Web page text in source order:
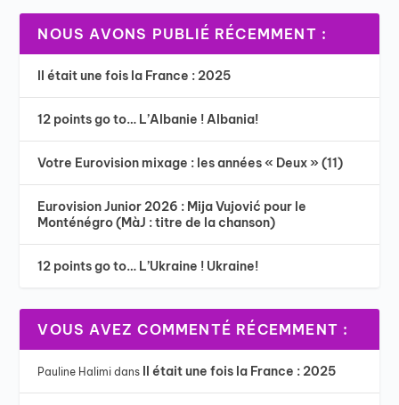
NOUS AVONS PUBLIÉ RÉCEMMENT :
Il était une fois la France : 2025
12 points go to… L’Albanie ! Albania!
Votre Eurovision mixage : les années « Deux » (11)
Eurovision Junior 2026 : Mija Vujović pour le
Monténégro (MàJ : titre de la chanson)
12 points go to… L’Ukraine ! Ukraine!
VOUS AVEZ COMMENTÉ RÉCEMMENT :
Pauline Halimi dans Il était une fois la France : 2025